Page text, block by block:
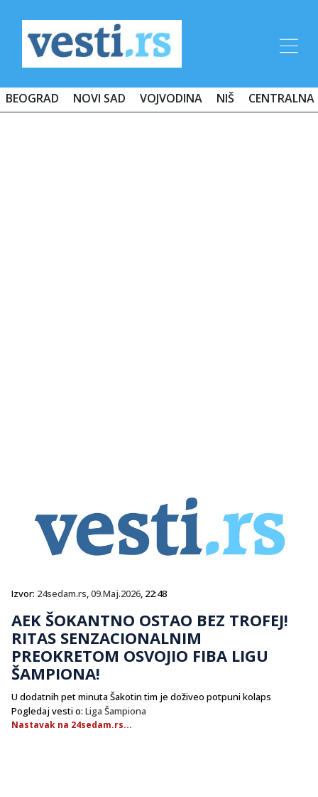
BEOGRAD NOVI SAD VOJVODINA NIŠ CENTRALNA
Izvor: 24sedam.rs,09.Maj.2026, 22:48
AEK ŠOKANTNO OSTAO BEZ TROFEJ!
RITAS SENZACIONALNIM
PREOKRETOM OSVOJIO FIBA LIGU
ŠAMPIONA!
U dodatnih pet minuta Šakotin tim je doživeo potpuni kolaps
Pogledaj vesti o: Liga Šampiona
Nastavak na 24sedam.rs...